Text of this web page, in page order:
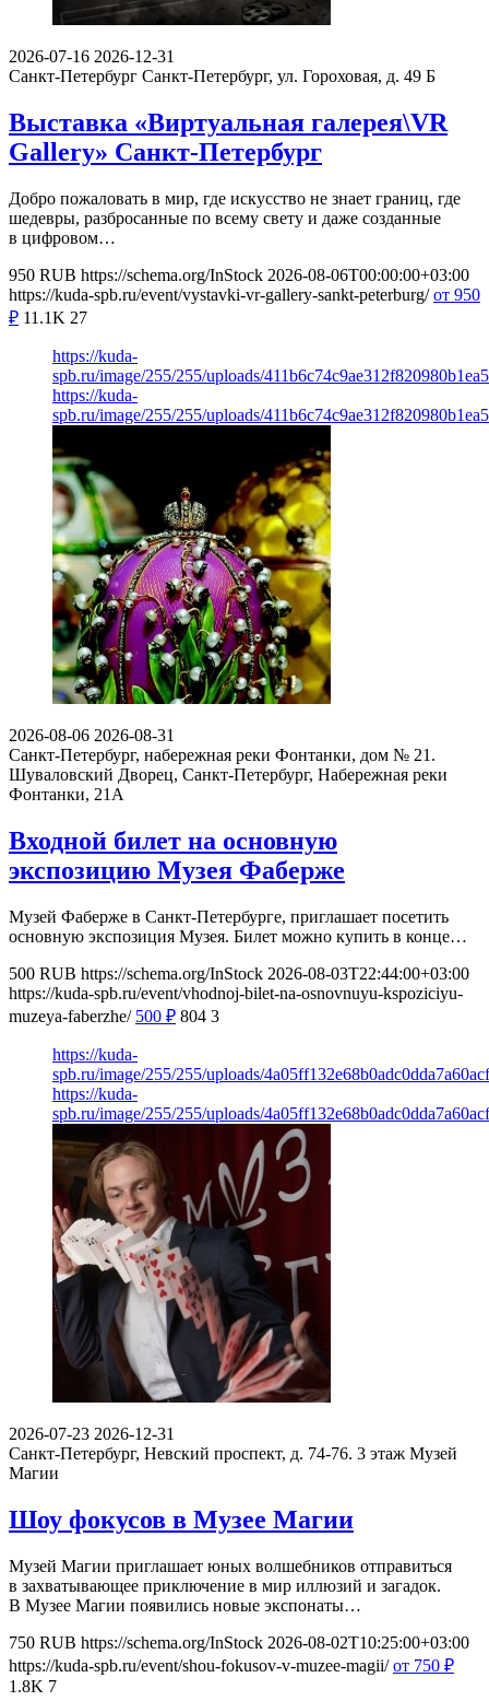
2026-07-16 2026-12-31
Санкт-Петербург Санкт-Петербург, ул. Гороховая, д. 49 Б
Выставка «Виртуальная галерея\VR
Gallery» Санкт-Петербург
Добро пожаловать в мир, где искусство не знает границ, где
шедевры, разбросанные по всему свету и даже созданные
в цифровом…
950 RUB https://schema.org/InStock 2026-08-06T00:00:00+03:00
https://kuda-spb.ru/event/vystavki-vr-gallery-sankt-peterburg/ от 950
₽ 11.1K 27
https://kuda-
spb.ru/image/255/255/uploads/
https://kuda-
spb.ru/image/255/255/uploads/
2026-08-06 2026-08-31
Санкт-Петербург, набережная реки Фонтанки, дом № 21.
Шуваловский Дворец, Санкт-Петербург, Набережная реки
Фонтанки, 21А
Входной билет на основную
экспозицию Музея Фаберже
Музей Фаберже в Санкт-Петербурге, приглашает посетить
основную экспозиция Музея. Билет можно купить в конце…
500 RUB https://schema.org/InStock 2026-08-03T22:44:00+03:00
https://kuda-spb.ru/event/vhodnoj-bilet-na-osnovnuyu-kspoziciyu-
muzeya-faberzhe/ 500 ₽ 804 3
https://kuda-
spb.ru/image/255/255/uploads/
https://kuda-
spb.ru/image/255/255/uploads/
2026-07-23 2026-12-31
Санкт-Петербург, Невский проспект, д. 74-76. 3 этаж Музей
Магии
Шоу фокусов в Музее Магии
Музей Магии приглашает юных волшебников отправиться
в захватывающее приключение в мир иллюзий и загадок.
В Музее Магии появились новые экспонаты…
750 RUB https://schema.org/InStock 2026-08-02T10:25:00+03:00
https://kuda-spb.ru/event/shou-fokusov-v-muzee-magii/ от 750 ₽
1.8K 7